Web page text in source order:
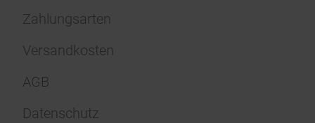
Zahlungsarten
Versandkosten
AGB
Datenschutz